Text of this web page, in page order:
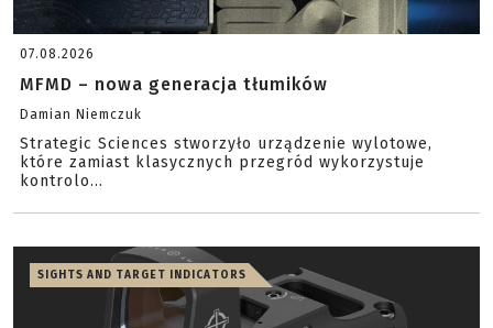
07.08.2026
MFMD – nowa generacja tłumików
Damian Niemczuk
Strategic Sciences stworzyło urządzenie wylotowe,
które zamiast klasycznych przegród wykorzystuje
kontrolo...
SIGHTS AND TARGET INDICATORS